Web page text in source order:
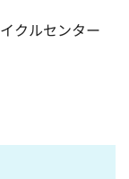
クルセンター